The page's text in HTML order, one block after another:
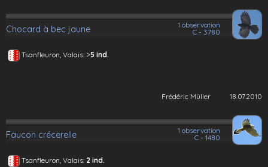
Chocard à bec jaune
1 observation
C - 3780
Tsanfleuron, Valais: >5 ind.
Frédéric Müller 18.07.2010
Faucon crécerelle
1 observation
C - 1480
Tsanfleuron, Valais: 2 ind.